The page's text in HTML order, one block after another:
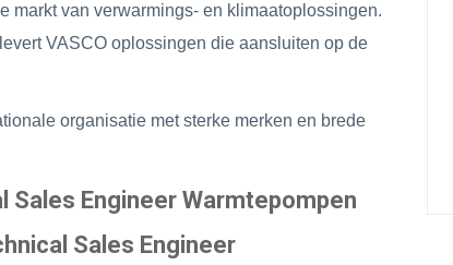
markt van verwarmings- en klimaatoplossingen.
VASCO oplossingen die aansluiten op de
organisatie met sterke merken en brede
Engineer Warmtepompen
Sales Engineer